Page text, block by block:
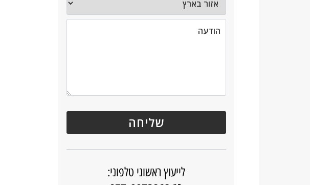
לייעוץ ראשוני טלפוני: